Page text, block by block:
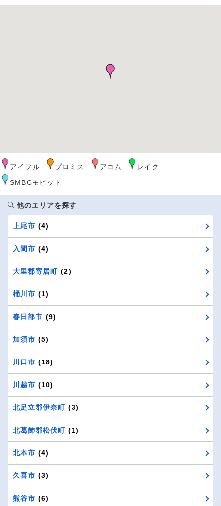
アイフル プロミス アコム
レイク
SMBCモビット
他のエリアを探す
上尾市 (4)
入間市 (4)
大里郡寄居町 (2)
桶川市 (1)
春日部市 (9)
加須市 (5)
川口市 (18)
川越市 (10)
北足立郡伊奈町 (3)
北葛飾郡松伏町 (1)
北本市 (4)
久喜市 (3)
熊谷市 (6)